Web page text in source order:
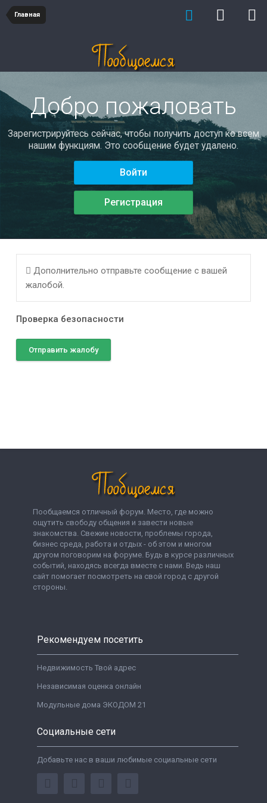
Главная
Добро пожаловать
Зарегистрируйтесь сейчас, чтобы получить доступ ко всем
нашим функциям. Это сообщение будет удалено.
Войти
Регистрация
Дополнительно отправьте сообщение с вашей
жалобой.
Проверка безопасности
Отправить жалобу
Пообщаемся отличный форум. Место, где можно
ощутить свободу общения и завести новые
знакомства. Свежие новости, проблемы города,
бизнес среда, работа и отдых - об этом и многом
другом поговорим на форуме. Будь в курсе различных
событий, находясь всегда вместе с нами. Ведь наш
сайт помогает посмотреть на свой город с другой
стороны.
Рекомендуем посетить
Недвижимость Твой адрес
Независимая оценка онлайн
Модульные дома ЭКОДОМ 21
Социальные сети
Добавьте нас в ваши любимые социальные сети